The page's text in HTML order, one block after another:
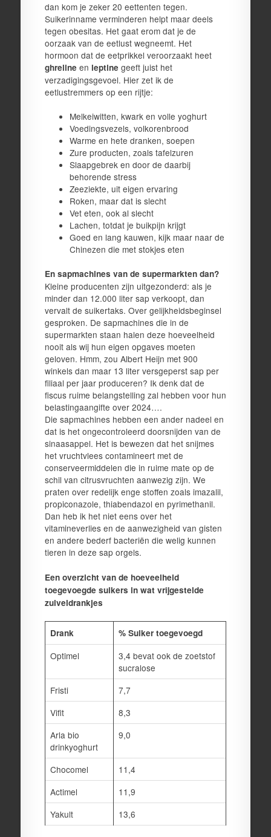
dan kom je zeker 20 eettenten tegen.
Suikerinname verminderen helpt maar deels
tegen obesitas. Het gaat erom dat je de
oorzaak van de eetlust wegneemt. Het
hormoon dat de eetprikkel veroorzaakt heet
ghreline en leptine geeft juist het
verzadigingsgevoel. Hier zet ik de
eetlustremmers op een rijtje:
Melkeiwitten, kwark en volle yoghurt
Voedingsvezels, volkorenbrood
Warme en hete dranken, soepen
Zure producten, zoals tafelzuren
Slaapgebrek en door de daarbij
behorende stress
Zeeziekte, uit eigen ervaring
Roken, maar dat is slecht
Vet eten, ook al slecht
Lachen, totdat je buikpijn krijgt
Goed en lang kauwen, kijk maar naar de
Chinezen die met stokjes eten
En sapmachines van de supermarkten dan?
Kleine producenten zijn uitgezonderd: als je
minder dan 12.000 liter sap verkoopt, dan
vervalt de suikertaks. Over gelijkheidsbeginsel
gesproken. De sapmachines die in de
supermarkten staan halen deze hoeveelheid
nooit als wij hun eigen opgaves moeten
geloven. Hmm, zou Albert Heijn met 900
winkels dan maar 13 liter versgeperst sap per
filiaal per jaar produceren? Ik denk dat de
fiscus ruime belangstelling zal hebben voor hun
belastingaangifte over 2024….
Die sapmachines hebben een ander nadeel en
dat is het ongecontroleerd doorsnijden van de
sinaasappel. Het is bewezen dat het snijmes
het vruchtvlees contamineert met de
conserveermiddelen die in ruime mate op de
schil van citrusvruchten aanwezig zijn. We
praten over redelijk enge stoffen zoals imazalil,
propiconazole, thiabendazol en pyrimethanil.
Dan heb ik het niet eens over het
vitamineverlies en de aanwezigheid van gisten
en andere bederf bacteriën die welig kunnen
tieren in deze sap orgels.
Een overzicht van de hoeveelheid
toegevoegde suikers in wat vrijgestelde
zuiveldrankjes
Drank % Suiker toegevoegd
Optimel
3,4 bevat ook de zoetstof
sucralose
Fristi
7,7
Vifit
8,3
Arla bio
drinkyoghurt
9,0
Chocomel
11,4
Actimel
11,9
Yakult
13,6